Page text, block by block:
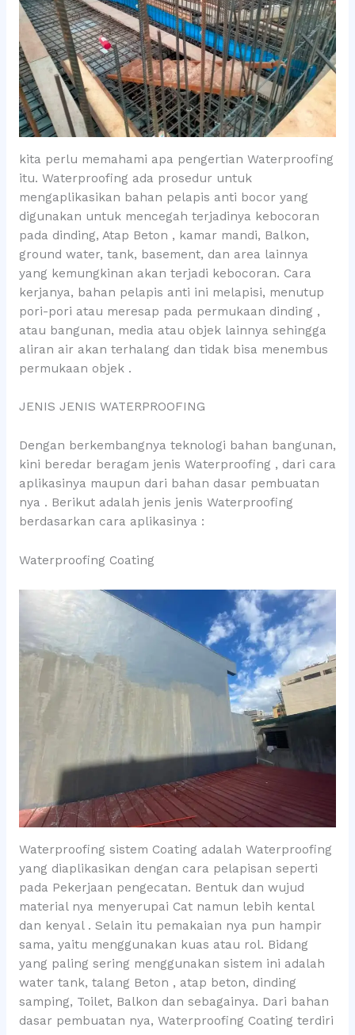
kita perlu memahami apa pengertian Waterproofing
itu. Waterproofing ada prosedur untuk
mengaplikasikan bahan pelapis anti bocor yang
digunakan untuk mencegah terjadinya kebocoran
pada dinding, Atap Beton , kamar mandi, Balkon,
ground water, tank, basement, dan area lainnya
yang kemungkinan akan terjadi kebocoran. Cara
kerjanya, bahan pelapis anti ini melapisi, menutup
pori-pori atau meresap pada permukaan dinding ,
atau bangunan, media atau objek lainnya sehingga
aliran air akan terhalang dan tidak bisa menembus
permukaan objek .
JENIS JENIS WATERPROOFING
Dengan berkembangnya teknologi bahan bangunan,
kini beredar beragam jenis Waterproofing , dari cara
aplikasinya maupun dari bahan dasar pembuatan
nya . Berikut adalah jenis jenis Waterproofing
berdasarkan cara aplikasinya :
Waterproofing Coating
Waterproofing sistem Coating adalah Waterproofing
yang diaplikasikan dengan cara pelapisan seperti
pada Pekerjaan pengecatan. Bentuk dan wujud
material nya menyerupai Cat namun lebih kental
dan kenyal . Selain itu pemakaian nya pun hampir
sama, yaitu menggunakan kuas atau rol. Bidang
yang paling sering menggunakan sistem ini adalah
water tank, talang Beton , atap beton, dinding
samping, Toilet, Balkon dan sebagainya. Dari bahan
dasar pembuatan nya, Waterproofing Coating terdiri